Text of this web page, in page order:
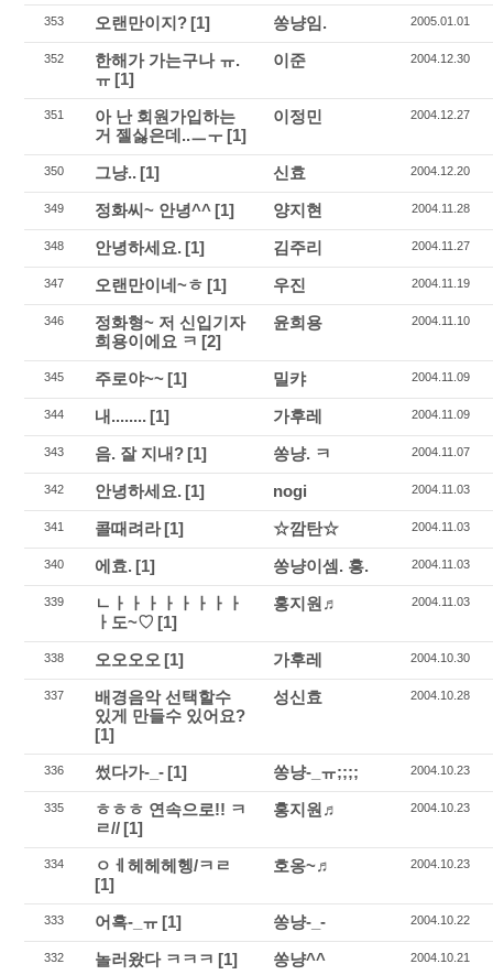
353 오랜만이지? [1] 쏭냥임. 2005.01.01
352
한해가 가는구나 ㅠ.
ㅠ [1]
이준 2004.12.30
351
아 난 회원가입하는
거 젤싫은데..ㅡㅜ [1]
이정민 2004.12.27
350 그냥.. [1] 신효 2004.12.20
349 정화씨~ 안녕^^ [1] 양지현 2004.11.28
348 안녕하세요. [1] 김주리 2004.11.27
347 오랜만이네~ㅎ [1] 우진 2004.11.19
346
정화형~ 저 신입기자
희용이에요 ㅋ [2]
윤희용 2004.11.10
345 주로야~~ [1] 밀캬 2004.11.09
344 내........ [1] 가후레 2004.11.09
343 음. 잘 지내? [1] 쏭냥. ㅋ 2004.11.07
342 안녕하세요. [1] nogi 2004.11.03
341 콜때려라[1] ☆깜탄☆ 2004.11.03
340 에효. [1] 쏭냥이셈. 흥. 2004.11.03
339
ㄴㅏㅏㅏㅏㅏㅏㅏㅏ
ㅏ도~♡ [1]
홍지원♬ 2004.11.03
338 오오오오 [1] 가후레 2004.10.30
337
배경음악 선택할수
있게 만들수 있어요?
[1]
성신효 2004.10.28
336 썼다가-_- [1] 쏭냥-_ㅠ;;;; 2004.10.23
335
ㅎㅎㅎ 연속으로!! ㅋ
ㄹ// [1]
홍지원♬ 2004.10.23
334
ㅇㅔ헤헤헤헹/ㅋㄹ
[1]
호옹~♬ 2004.10.23
333 어흑-_ㅠ [1] 쏭냥-_- 2004.10.22
332 놀러왔다 ㅋㅋㅋ [1] 쏭냥^^ 2004.10.21